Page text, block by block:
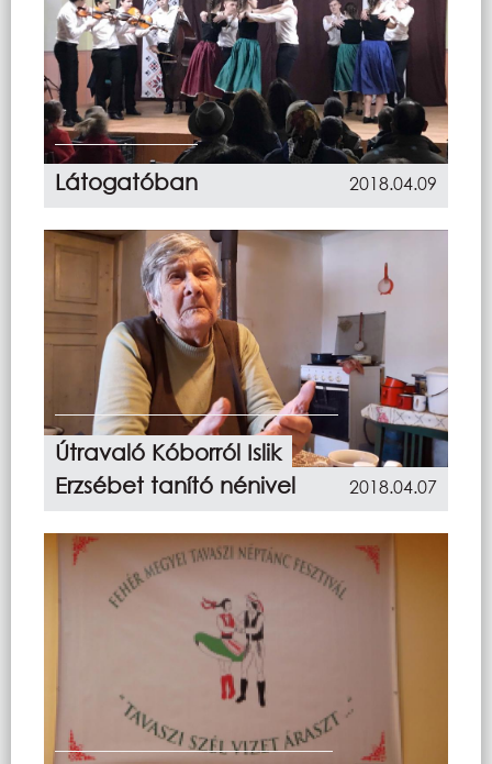
Látogatóban 2018.04.09
Útravaló Kóborról Islik
Erzsébet tanító nénivel
2018.04.07